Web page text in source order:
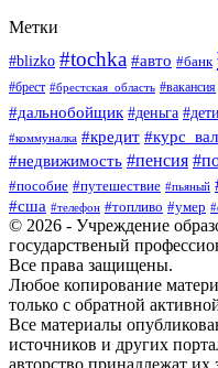
Метки
#blizko #tochka #авто #банк
#брест #брестская_область #вакансия
#дальнобойщик #деньга #дети
#коммуналка #кредит
#недвижимость #пенсия
#пособие #путешествие #пьяный
#сша #телефон #топливо #умер
© 2026 - Учреждение
государственый
Все права защищены.
Любое копирование
только с обратной
Все материалы
источников и других
авторство принадлежат их